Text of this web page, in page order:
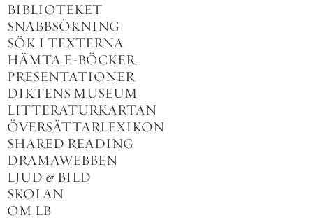
BIBLIOTEKET
SNABBSÖKNING
SÖK I TEXTERNA
HÄMTA E-BÖCKER
PRESENTATIONER
DIKTENS MUSEUM
LITTERATURKARTAN
ÖVERSÄTTARLEXIKON
SHARED READING
DRAMAWEBBEN
LJUD & BILD
SKOLAN
OM LB